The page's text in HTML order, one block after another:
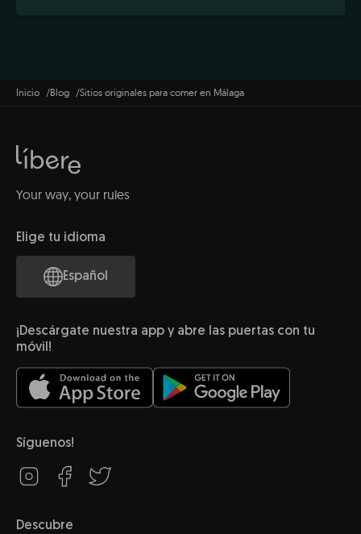
Inicio Blog Sitios originales para comer en Málaga
Your way, your rules
Elige tu idioma
Español
¡Descárgate nuestra app y abre las puertas con tu
móvil!
Síguenos!
Descubre